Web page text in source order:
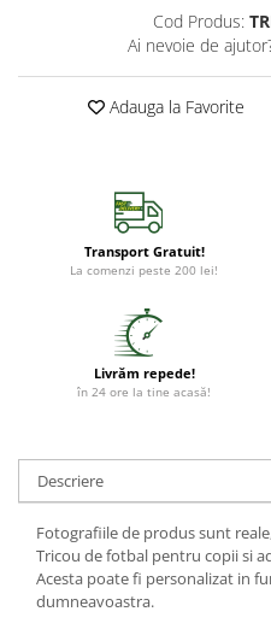
Cod Produs:
Ai nevoie de
Adauga la Favorite
Transport Gratuit!
La comenzi peste 200 lei!
Livrăm repede!
în 24 ore la tine acasă!
Descriere
Fotografiile de produs sunt
Tricou de fotbal pentru copii si
Acesta poate fi personalizat in
dumneavoastra.